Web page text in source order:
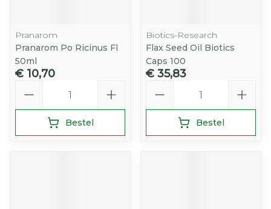
Pranarom
Pranarom Po Ricinus Fl
50ml
€ 10,70
Bestel
Biotics-Research
Flax Seed Oil Biotics
Caps 100
€ 35,83
Bestel